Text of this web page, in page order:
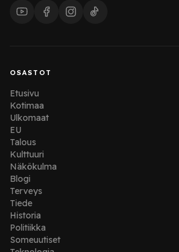
OSASTOT
Etusivu
Kotimaa
Ulkomaat
EU
Talous
Kulttuuri
Näkökulma
Blogi
Terveys
Tiede
Historia
Politiikka
Someuutiset